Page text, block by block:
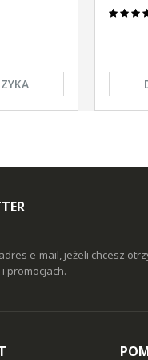
e-mail, jeżeli chcesz
promocjach.